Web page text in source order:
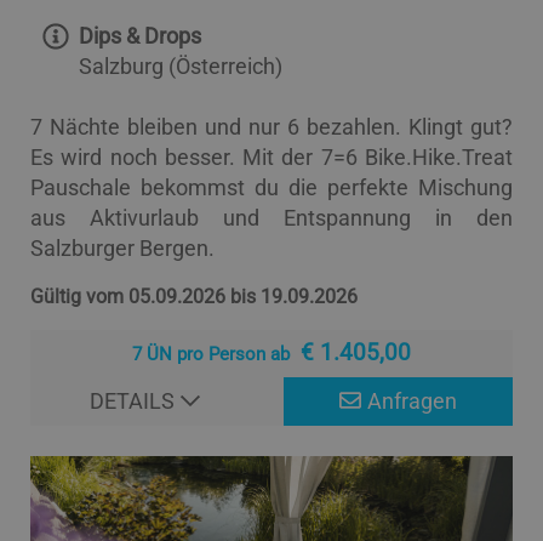
Dips & Drops
Salzburg (Österreich)
7 Nächte bleiben und nur 6 bezahlen. Klingt gut?
Es wird noch besser. Mit der 7=6 Bike.Hike.Treat
Pauschale bekommst du die perfekte Mischung
aus Aktivurlaub und Entspannung in den
Salzburger Bergen.
Gültig vom 05.09.2026 bis 19.09.2026
7 ÜN pro Person ab € 1.405,00
Anfragen
DETAILS